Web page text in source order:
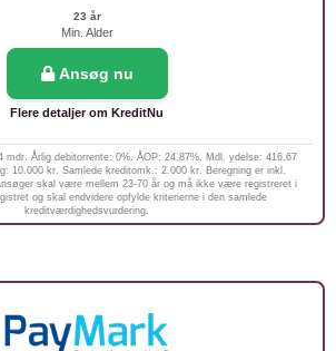
23 år
Min. Alder
Ansøg nu
Flere detaljer om KreditNu
mdr. Årlig debitorrente: 0%. ÅOP: 24,87%. Mdl. ydelse: 416,67
10.000 kr. Samlede kreditomk.: 2.000 kr. Beregning er inkl.
skal være mellem 23-70 år og må ikke være registreret i
og skal endvidere opfylde kriterierne i den samlede
kreditværdighedsvurdering.